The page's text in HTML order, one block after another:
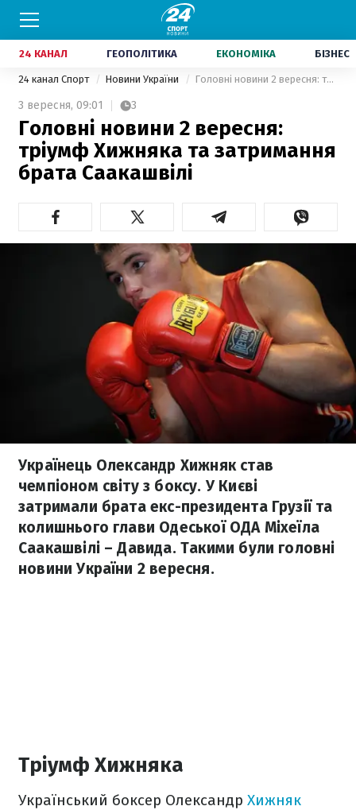
24 КАНАЛ ГЕОПОЛІТИКА ЕКОНОМІКА БІЗНЕС
24 канал Спорт Новини України Головні новини 2 вересня: тріумф Хижняка та затримання брата Саакашвілі
3 вересня, 09:01 3
Головні новини 2 вересня:
тріумф Хижняка та затримання
брата Саакашвілі
Українець Олександр Хижняк став
чемпіоном світу з боксу. У Києві
затримали брата екс-президента Грузії та
колишнього глави Одеської ОДА Міхеїла
Саакашвілі – Давида. Такими були головні
новини України 2 вересня.
Тріумф Хижняка
Український боксер Олександр Хижняк